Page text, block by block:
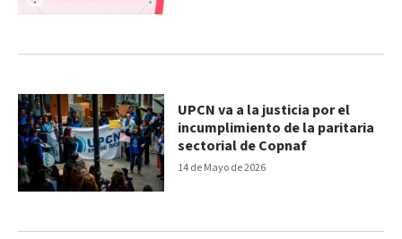
14 de Mayo de 2026
UPCN va a la justicia por el
incumplimiento de la paritaria
sectorial de Copnaf